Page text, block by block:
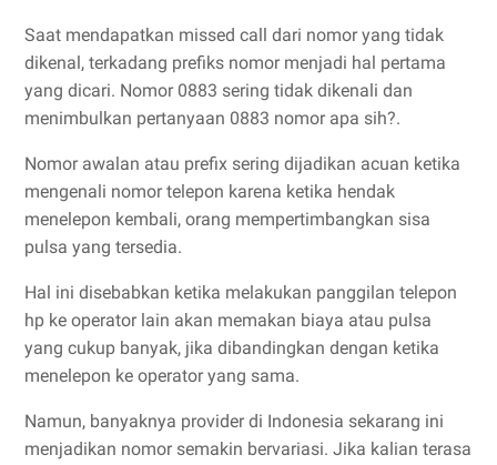
Saat mendapatkan missed call dari nomor yang tidak
dikenal, terkadang prefiks nomor menjadi hal pertama
yang dicari. Nomor 0883 sering tidak dikenali dan
menimbulkan pertanyaan 0883 nomor apa sih?.
Nomor awalan atau prefix sering dijadikan acuan ketika
mengenali nomor telepon karena ketika hendak
menelepon kembali, orang mempertimbangkan sisa
pulsa yang tersedia.
Hal ini disebabkan ketika melakukan panggilan telepon
hp ke operator lain akan memakan biaya atau pulsa
yang cukup banyak, jika dibandingkan dengan ketika
menelepon ke operator yang sama.
Namun, banyaknya provider di Indonesia sekarang ini
menjadikan nomor semakin bervariasi. Jika kalian terasa